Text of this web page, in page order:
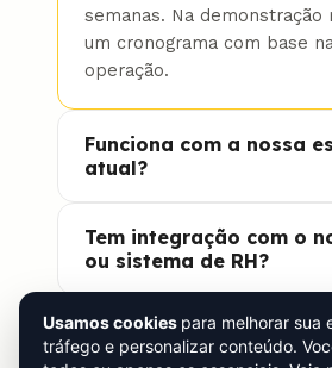
semanas. Na demonstração
um cronograma com base
operação.
Funciona com a nossa
atual?
na TV, sem trocar nada do
tem. Quem está no
na fábrica acessa do
Tem integração com o
ou sistema de RH?
para puxar e sincronizar
sistemas e como conectar a
Como funciona o
onboarding?
Usamos cookies para melhorar sua
tráfego e personalizar conteúdo.
Oi! 👋 Posso ajudar?